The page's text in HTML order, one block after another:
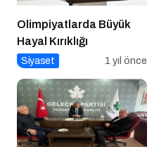
Olimpiyatlarda Büyük
Hayal Kırıklığı
Siyaset 1 yıl önce